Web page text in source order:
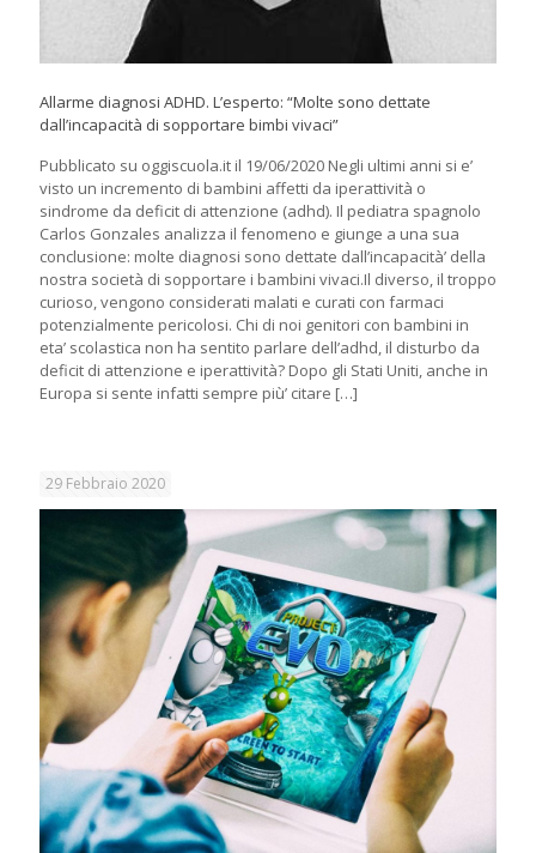
Allarme diagnosi ADHD. L’esperto: “Molte sono dettate
dall’incapacità di sopportare bimbi vivaci”
Pubblicato su oggiscuola.it il 19/06/2020 Negli ultimi anni si e’
visto un incremento di bambini affetti da iperattività o
sindrome da deficit di attenzione (adhd). Il pediatra spagnolo
Carlos Gonzales analizza il fenomeno e giunge a una sua
conclusione: molte diagnosi sono dettate dall’incapacità’ della
nostra società di sopportare i bambini vivaci.Il diverso, il troppo
curioso, vengono considerati malati e curati con farmaci
potenzialmente pericolosi. Chi di noi genitori con bambini in
eta’ scolastica non ha sentito parlare dell’adhd, il disturbo da
deficit di attenzione e iperattività? Dopo gli Stati Uniti, anche in
Europa si sente infatti sempre più’ citare […]
29 Febbraio 2020